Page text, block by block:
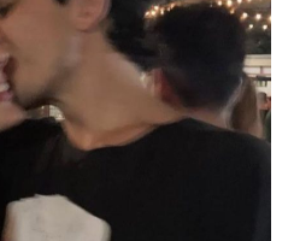
, figure chiave
internazionale e
israeliana a
vicino al porto tunisino di
l’attacco.